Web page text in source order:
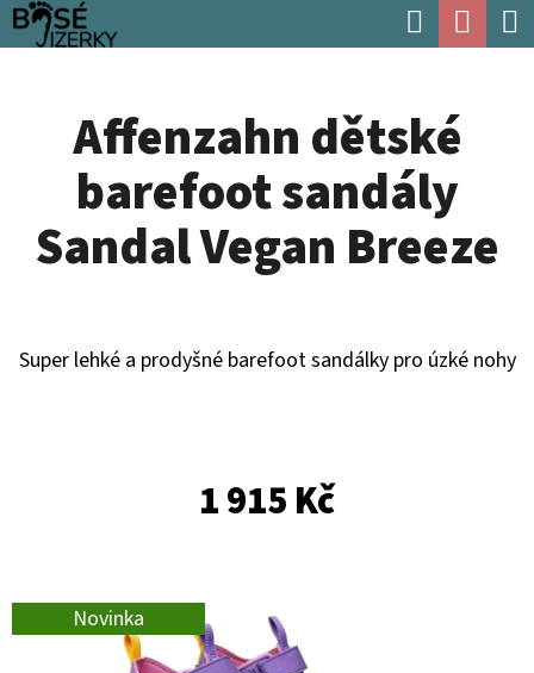
Přejít
na
Hledat
Affenzahn dětské
barefoot sandály
Sandal Vegan Breeze
Super lehké a prodyšné barefoot sandálky pro úzké nohy
1 915 Kč
Novinka
K
O Zpět
Zpět
Ř
E